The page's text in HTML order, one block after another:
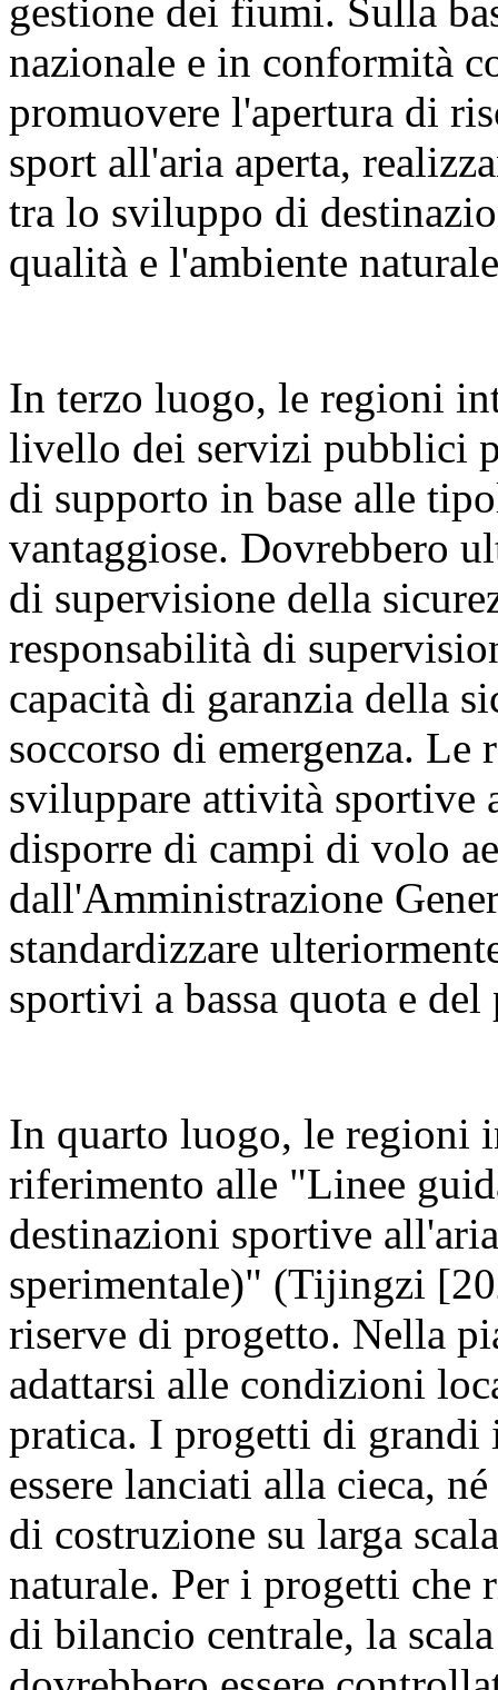
gestione dei fiumi. Sulla
nazionale e in conformità
promuovere l'apertura di
sport all'aria aperta,
tra lo sviluppo di
qualità e l'ambiente
In terzo luogo, le regioni
livello dei servizi pubblici
di supporto in base alle
vantaggiose. Dovrebbero
di supervisione della
responsabilità di
capacità di garanzia della
soccorso di emergenza.
sviluppare attività sportive
disporre di campi di volo
dall'Amministrazione
standardizzare
sportivi a bassa quota e
In quarto luogo, le regioni
riferimento alle "Linee
destinazioni sportive
sperimentale)" (Tijingzi
riserve di progetto. Nella
adattarsi alle condizioni
pratica. I progetti di
essere lanciati alla cieca,
di costruzione su larga
naturale. Per i progetti
di bilancio centrale, la